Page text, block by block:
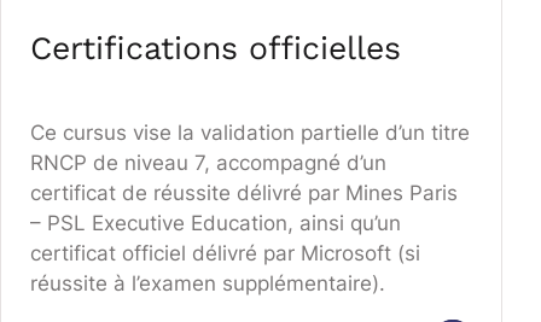
Certifications officielles
Ce cursus vise la validation partielle d’un titre
RNCP de niveau 7, accompagné d’un
certificat de réussite délivré par Mines Paris
– PSL Executive Education, ainsi qu’un
certificat officiel délivré par Microsoft (si
réussite à l’examen supplémentaire).